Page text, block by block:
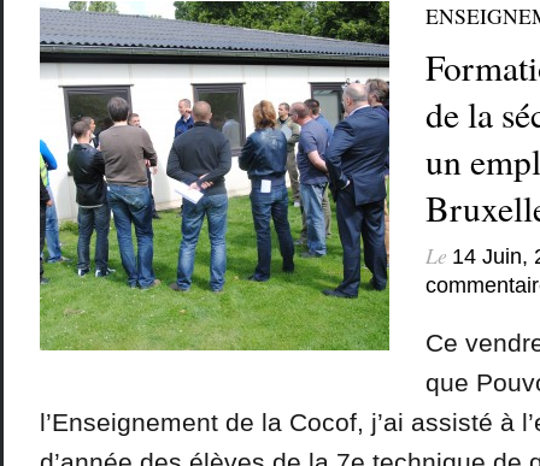
de la
un
Le 14 Juin,
Ce
que
l’Enseignement de la Cocof, j’ai assisté à